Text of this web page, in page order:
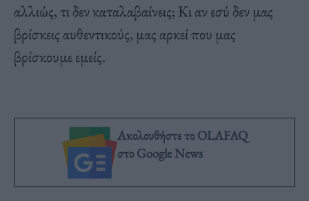
αλλιώς, τι δεν καταλαβαίνεις; Κι αν εσύ δεν μας
βρίσκεις αυθεντικούς, μας αρκεί που μας
βρίσκουμε εμείς.
Ακολουθήστε το OLAFAQ
στο Google News